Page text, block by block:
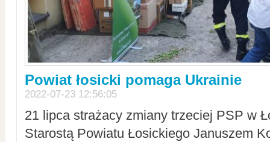
Powiat łosicki pomaga Ukrainie
2022-07-23 12:56:05
21 lipca strażacy zmiany trzeciej PSP w
Starostą Powiatu Łosickiego Januszem